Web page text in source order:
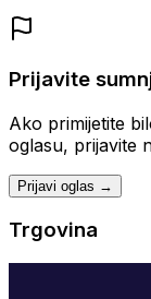
Prijavite
Ako primijetite
oglasu, prijavite
Prijavi oglas →
Trgovina